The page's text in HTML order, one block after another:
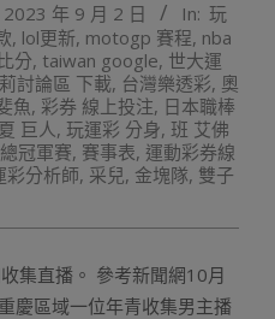
2023 年 9 月 2 日 In: 玩
, lol更新, motogp 賽程, nba
分, taiwan google, 世大運
討論區 下載, 台灣樂透彩, 奧
魚, 彩券 線上投注, 日本職棒
巨人, 玩運彩 分身, 班 艾佛
總冠軍賽, 賽事表, 運動彩券線
彩分析師, 采兒, 金塊隊, 雙子
集直播。 參考新聞網10月
慶區域一位年青收集男主播